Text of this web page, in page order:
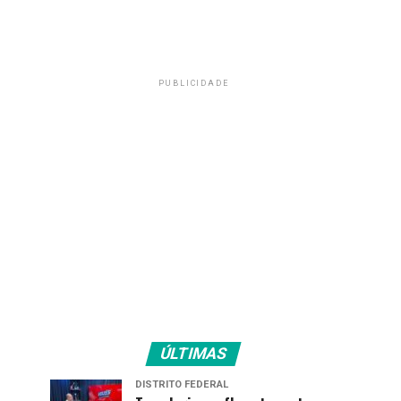
PUBLICIDADE
ÚLTIMAS
DISTRITO FEDERAL